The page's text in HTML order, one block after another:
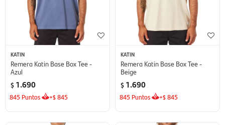
KATIN
Remera Katin Base Box Tee -
Azul
$ 1.690
845 Puntos +$845
KATIN
Remera Katin Base Box Tee -
Beige
$ 1.690
845 Puntos +$845